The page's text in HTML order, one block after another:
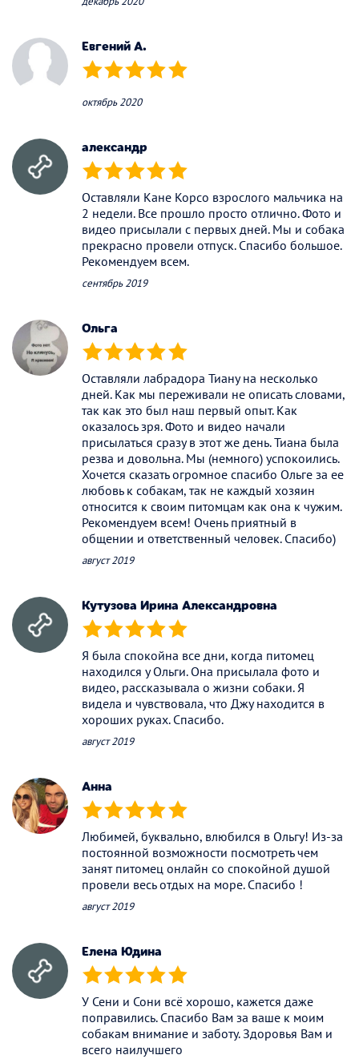
Евгений А.
(*) (*) (*) (*) (*)
октябрь 2020
александр
(*) (*) (*) (*) (*)
Оставляли Кане Корсо взрослого мальчика на
2 недели. Все прошло просто отлично. Фото и
видео присылали с первых дней. Мы и собака
прекрасно провели отпуск. Спасибо большое.
Рекомендуем всем.
сентябрь 2019
Ольга
(*) (*) (*) (*) (*)
Оставляли лабрадора Тиану на несколько
дней. Как мы переживали не описать словами,
так как это был наш первый опыт. Как
оказалось зря. Фото и видео начали
присылаться сразу в этот же день. Тиана была
резва и довольна. Мы (немного) успокоились.
Хочется сказать огромное спасибо Ольге за ее
любовь к собакам, так не каждый хозяин
относится к своим питомцам как она к чужим.
Рекомендуем всем! Очень приятный в
общении и ответственный человек. Спасибо)
август 2019
Кутузова Ирина Александровна
(*) (*) (*) (*) (*)
Я была спокойна все дни, когда питомец
находился у Ольги. Она присылала фото и
видео, рассказывала о жизни собаки. Я
видела и чувствовала, что Джу находится в
хороших руках. Спасибо.
август 2019
Анна
(*) (*) (*) (*) (*)
Любимей, буквально, влюбился в Ольгу! Из-за
постоянной возможности посмотреть чем
занят питомец онлайн со спокойной душой
провели весь отдых на море. Спасибо !
август 2019
Елена Юдина
(*) (*) (*) (*) (*)
У Сени и Сони всё хорошо, кажется даже
поправились. Спасибо Вам за ваше к моим
собакам внимание и заботу. Здоровья Вам и
всего наилучшего